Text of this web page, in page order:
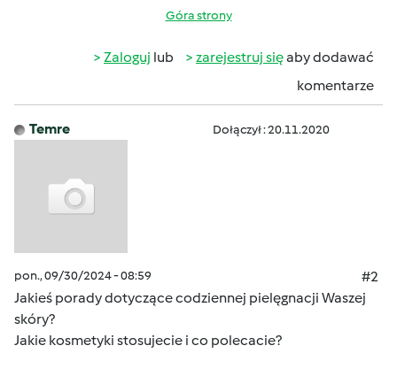
Góra strony
Zaloguj lub zarejestruj sięaby dodawać
komentarze
Temre Dołączył : 20.11.2020
pon., 09/30/2024 - 08:59
#2
Jakieś porady dotyczące codziennej pielęgnacji Waszej
skóry?
Jakie kosmetyki stosujecie i co polecacie?